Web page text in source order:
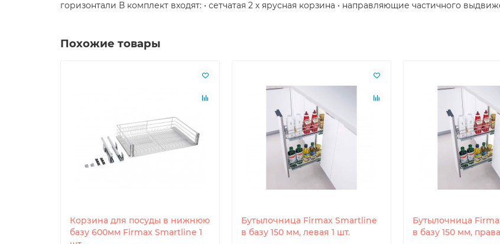
горизонтали В комплект входят: • сетчатая 2 х ярусная корзина • направляющие частичного
Похожие товары
Корзина для посуды в нижнюю
базу 600мм Firmax Smartline 1
Бутылочница Firmax Smartline
в базу 150 мм, левая 1 шт.
Бутылочница
в базу 150 мм,